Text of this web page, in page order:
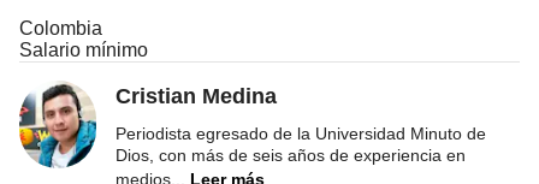
Colombia
Salario mínimo
Cristian Medina
Periodista egresado de la Universidad Minuto de
Dios, con más de seis años de experiencia en
medios
Leer más